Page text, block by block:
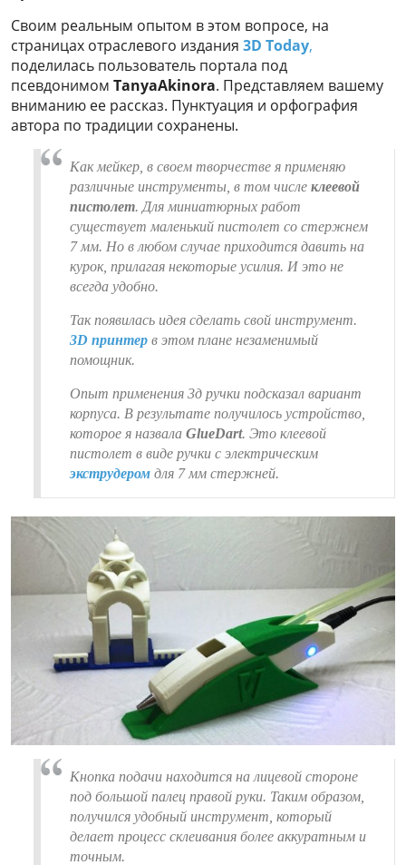
Своим реальным опытом в этом вопросе, на
страницах отраслевого издания 3D Today,
поделилась пользователь портала под
псевдонимом TanyaAkinora. Представляем вашему
вниманию ее рассказ. Пунктуация и орфография
автора по традиции сохранены.
Как мейкер, в своем творчестве я применяю
различные инструменты, в том числе клеевой
пистолет. Для миниатюрных работ
существует маленький пистолет со стержнем
7 мм. Но в любом случае приходится давить на
курок, прилагая некоторые усилия. И это не
всегда удобно.
Так появилась идея сделать свой инструмент.
3D принтер в этом плане незаменимый
помощник.
Опыт применения 3д ручки подсказал вариант
корпуса. В результате получилось устройство,
которое я назвала GlueDart. Это клеевой
пистолет в виде ручки с электрическим
экструдером для 7 мм стержней.
Кнопка подачи находится на лицевой стороне
под большой палец правой руки. Таким образом,
получился удобный инструмент, который
делает процесс склеивания более аккуратным и
точным.